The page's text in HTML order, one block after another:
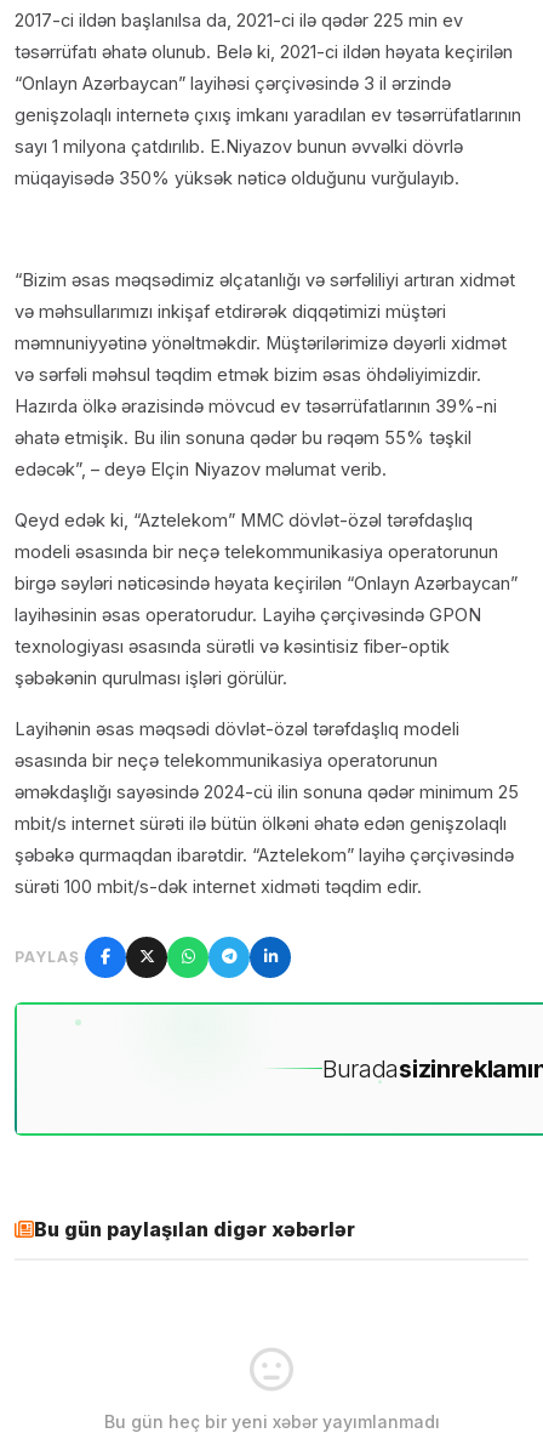
2017-ci ildən başlanılsa da, 2021-ci ilə qədər 225 min ev
təsərrüfatı əhatə olunub. Belə ki, 2021-ci ildən həyata keçirilən
“Onlayn Azərbaycan” layihəsi çərçivəsində 3 il ərzində
genişzolaqlı internetə çıxış imkanı yaradılan ev təsərrüfatlarının
sayı 1 milyona çatdırılıb. E.Niyazov bunun əvvəlki dövrlə
müqayisədə 350% yüksək nəticə olduğunu vurğulayıb.
“Bizim əsas məqsədimiz əlçatanlığı və sərfəliliyi artıran xidmət
və məhsullarımızı inkişaf etdirərək diqqətimizi müştəri
məmnuniyyətinə yönəltməkdir. Müştərilərimizə dəyərli xidmət
və sərfəli məhsul təqdim etmək bizim əsas öhdəliyimizdir.
Hazırda ölkə ərazisində mövcud ev təsərrüfatlarının 39%-ni
əhatə etmişik. Bu ilin sonuna qədər bu rəqəm 55% təşkil
edəcək”, – deyə Elçin Niyazov məlumat verib.
Qeyd edək ki, “Aztelekom” MMC dövlət-özəl tərəfdaşlıq
modeli əsasında bir neçə telekommunikasiya operatorunun
birgə səyləri nəticəsində həyata keçirilən “Onlayn Azərbaycan”
layihəsinin əsas operatorudur. Layihə çərçivəsində GPON
texnologiyası əsasında sürətli və kəsintisiz fiber-optik
şəbəkənin qurulması işləri görülür.
Layihənin əsas məqsədi dövlət-özəl tərəfdaşlıq modeli
əsasında bir neçə telekommunikasiya operatorunun
əməkdaşlığı sayəsində 2024-cü ilin sonuna qədər minimum 25
mbit/s internet sürəti ilə bütün ölkəni əhatə edən genişzolaqlı
şəbəkə qurmaqdan ibarətdir. “Aztelekom” layihə çərçivəsində
sürəti 100 mbit/s-dək internet xidməti təqdim edir.
PAYLAŞ
Buradasizin
Bu gün paylaşılan digər xəbərlər
Bu gün heç bir yeni xəbər yayımlanmadı